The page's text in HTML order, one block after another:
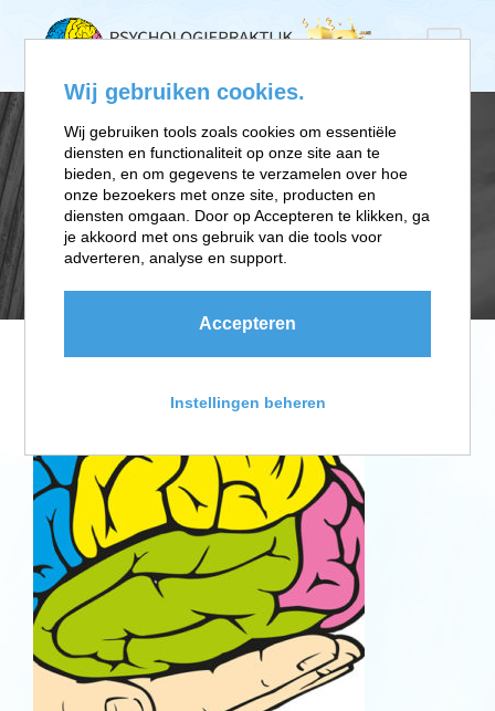
OVERIGE-
BEHANDELINGEN
Wij gebruiken cookies.
Wij gebruiken tools zoals cookies om essentiële
diensten en functionaliteit op onze site aan te
bieden, en om gegevens te verzamelen over hoe
onze bezoekers met onze site, producten en
diensten omgaan. Door op Accepteren te klikken, ga
je akkoord met ons gebruik van die tools voor
adverteren, analyse en support.
Accepteren
Instellingen beheren